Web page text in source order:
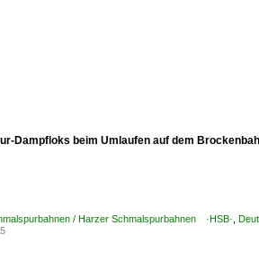
Dampfloks beim Umlaufen auf dem
/ Harzer Schmalspurbahnen ·HSB·